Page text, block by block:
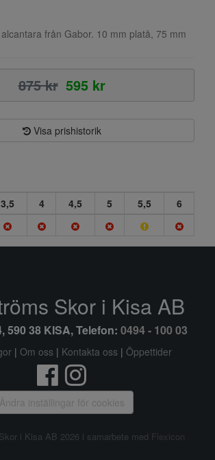
från Gabor. 10 mm platå, 75 mm
875 kr 595 kr
Visa prishistorik
3,5 4 4,5 5 5,5
6
Skor i Kisa AB
590 38 KISA, Telefon: 0494 - 100 03
| Om oss | Kontakta oss | Öppettider
Ändra inställingar för cookies
i Kisa AB 2026 i samarbete med Flexicon